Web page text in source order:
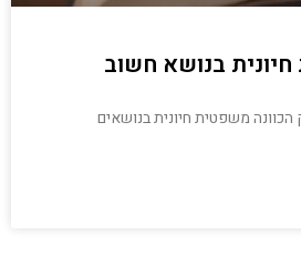
בנושא חשוב
הכוונה משפטית חיונית בנושאים